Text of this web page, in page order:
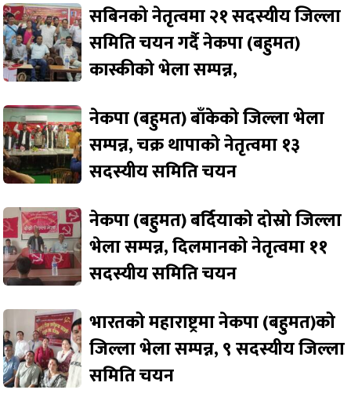
सबिनको नेतृत्वमा २१ सदस्यीय जिल्ला
समिति चयन गर्दै नेकपा (बहुमत)
कास्कीको भेला सम्पन्न,
नेकपा (बहुमत) बाँकेको जिल्ला भेला
सम्पन्न, चक्र थापाको नेतृत्वमा १३
सदस्यीय समिति चयन
नेकपा (बहुमत) बर्दियाको दोस्रो जिल्ला
भेला सम्पन्न, दिलमानको नेतृत्वमा ११
सदस्यीय समिति चयन
भारतको महाराष्ट्रमा नेकपा (बहुमत)को
जिल्ला भेला सम्पन्न, ९ सदस्यीय जिल्ला
समिति चयन